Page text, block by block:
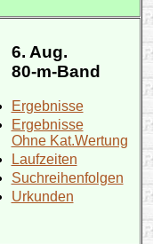
6. Aug.
80-m-Band
Ergebnisse
Ergebnisse
Ohne Kat.Wertung
Laufzeiten
Suchreihenfolgen
Urkunden